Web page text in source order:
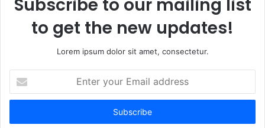
Subscribe to our mailing list
to get the new updates!
Lorem ipsum dolor sit amet, consectetur.
your
Email